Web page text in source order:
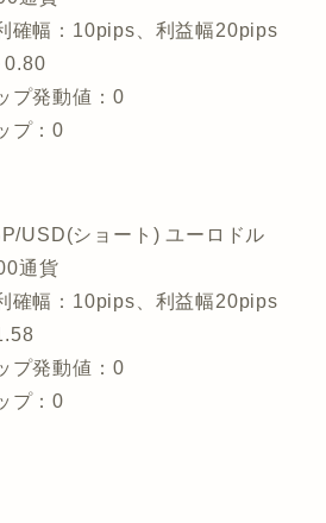
確幅：10pips、利益幅20pips
0.80
プ発動値：0
プ：0
USD(ショート) ユーロドル
通貨
確幅：10pips、利益幅20pips
プ発動値：0
プ：0